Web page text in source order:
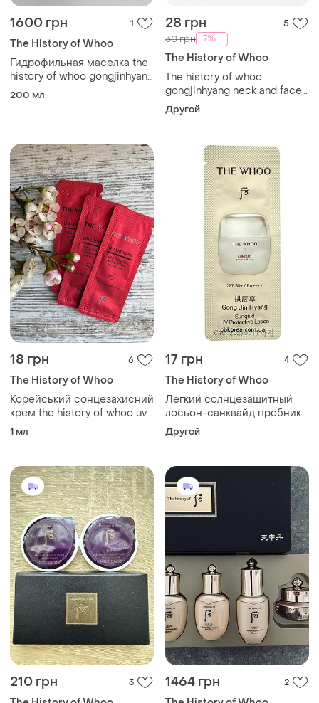
1600 грн 1
The History of Whoo
Гидрофильная маселка the
history of whoo gongjinhyang
cleansing oil 200ml
200 мл
28 грн 5
30 грн -7%
The History of Whoo
The history of whoo
gongjinhyang neck and face
sleeping repair mask нічна
маска для обличчя та шиї
Другой
18 грн 6
The History of Whoo
Корейський сонцезахисний
крем the history of whoo uv
ultimate red vitamin
1 мл
17 грн 4
The History of Whoo
Легкий солнцезащитный
лосьон-санквайд пробник
the history of whoo sunquid
uv protective lotion spf50+
Другой
210 грн 3 1464 грн 2